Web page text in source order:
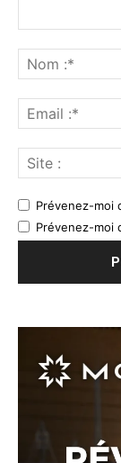
Prévenez-moi
Prévenez-moi